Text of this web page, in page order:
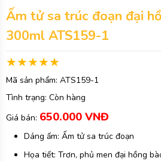
Ấm tử sa trúc đoạn đại
300ml ATS159-1
Mã sản phẩm: ATS159-1
Tình trạng: Còn hàng
Giá bán: 650.000 VNĐ
Dáng ấm: Ấm tử sa trúc đoạn
Họa tiết: Trơn, phủ men đại hồng